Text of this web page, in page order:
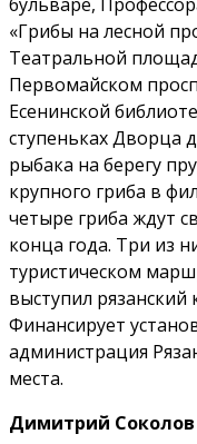
«Грибы на лесной
Театральной
Первомайском
Есенинской
ступеньках Дворца
рыбака на берегу
крупного гриба в
четыре гриба ждут
конца года. Три из
туристическом
выступил рязанский
Финансирует
администрация
места.
Димитрий Соколов